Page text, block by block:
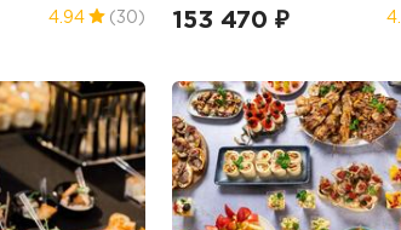
4.94 (30) 153 470 ₽